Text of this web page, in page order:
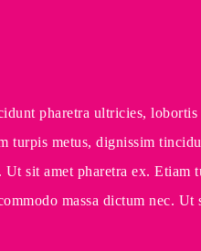
pharetra ultricies,
turpis metus, dignissim
Ut sit amet pharetra ex.
massa dictum nec. Ut